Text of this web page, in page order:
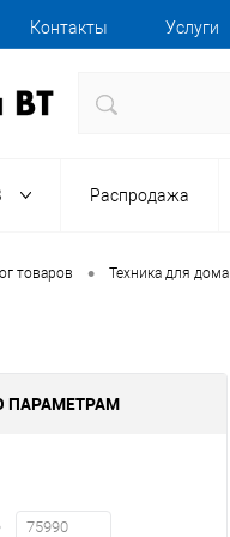
Контакты Услуги
Распродажа
товаров • Техника для дома
ПАРАМЕТРАМ